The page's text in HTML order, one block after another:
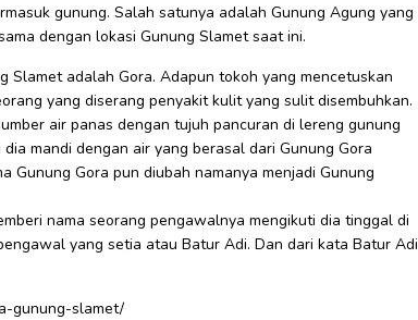
gunung. Salah satunya adalah Gunung Agung yang
dengan lokasi Gunung Slamet saat ini.
Slamet adalah Gora. Adapun tokoh yang mencetuskan
yang diserang penyakit kulit yang sulit disembuhkan.
air panas dengan tujuh pancuran di lereng gunung
mandi dengan air yang berasal dari Gunung Gora
Gunung Gora pun diubah namanya menjadi Gunung
nama seorang pengawalnya mengikuti dia tinggal di
yang setia atau Batur Adi. Dan dari kata Batur Adi
gunung-slamet/